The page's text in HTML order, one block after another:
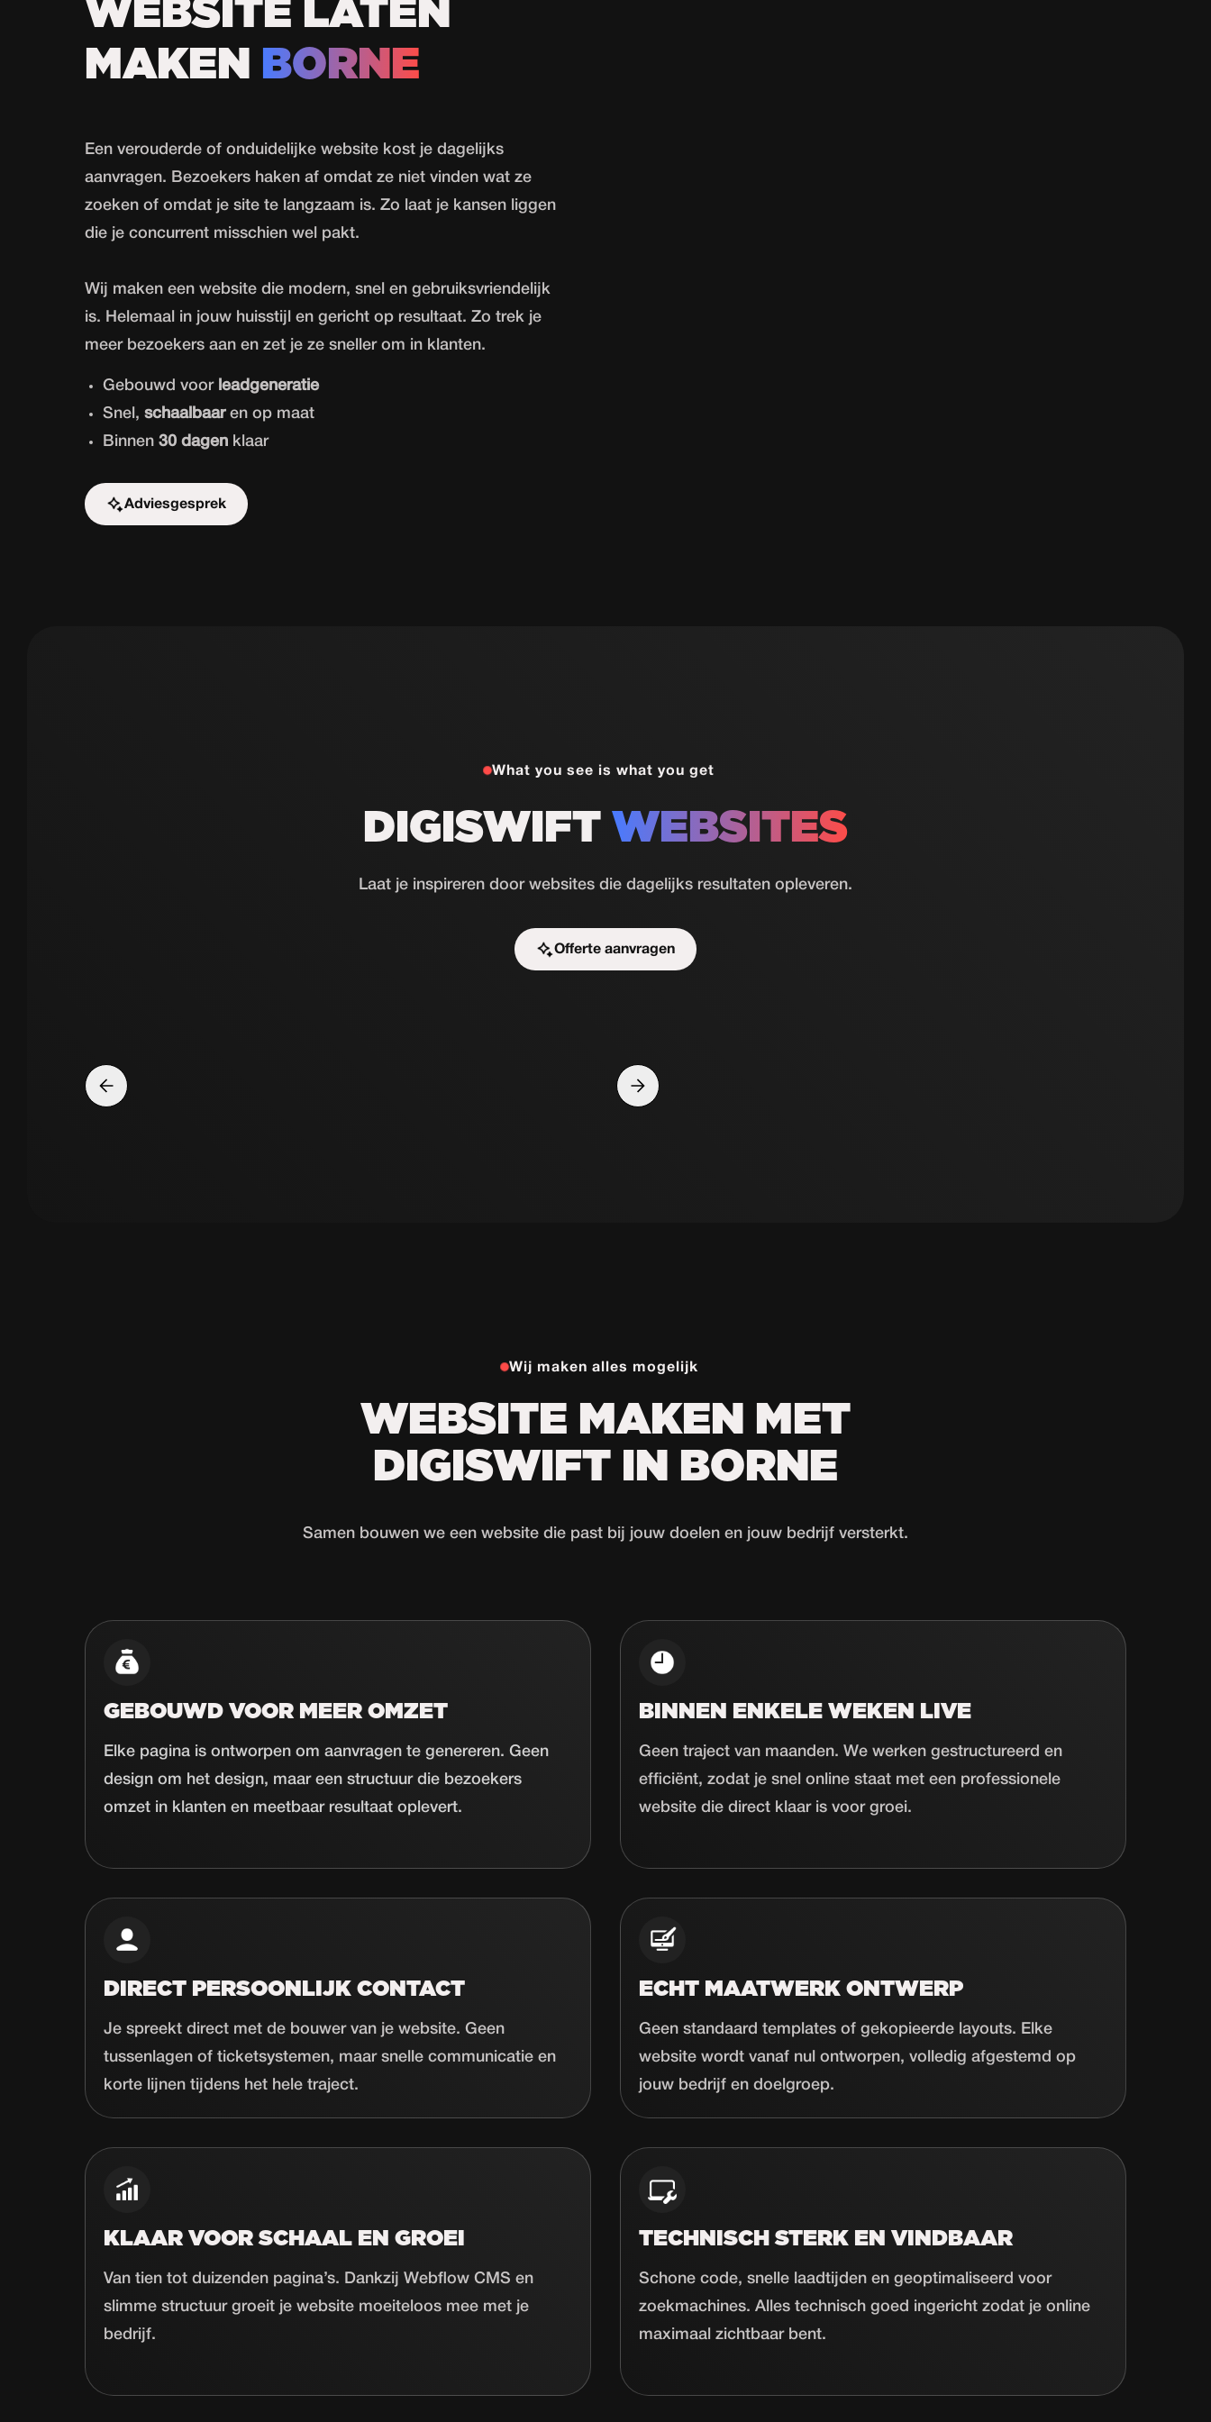
WEBSITE LATEN
MAKEN
BORNE
Een verouderde of onduidelijkewebsite kost je dagelijks
aanvragen. Bezoekers haken af omdat ze niet vinden wat ze
zoeken of omdat je site te langzaam is. Zo laat je kansen liggen
die je concurrent misschien wel pakt.
Wij maken een website die modern, snel en gebruiksvriendelijk
is. Helemaal in jouw huisstijl en gericht op resultaat. Zo trek je
meer bezoekers aan en zet je ze sneller om in klanten.
Gebouwd voor leadgeneratie
Snel,schaalbaaren op maat
Binnen30 dagen klaar
Adviesgesprek
Start de uitdaging
What you see is what you get
DIGISWIFT WEBSITES
Laat je inspireren door websites die dagelijks resultaten opleveren.
Offerte aanvragen
Start de uitdaging
Wij maken alles mogelijk
WEBSITE MAKEN MET
DIGISWIFT IN BORNE
Samen bouwen we een website die past bij jouw doelen en jouw bedrijf versterkt.
GEBOUWD VOOR MEER OMZET
Elke pagina is ontworpen om aanvragen te genereren. Geen
design om het design, maar een structuur die bezoekers
omzet in klanten en meetbaar resultaat oplevert.
BINNEN ENKELE WEKEN LIVE
Geen traject van maanden. We werken gestructureerd en
efficiënt, zodat je snel online staat met een professionele
website die direct klaar is voor groei.
DIRECT PERSOONLIJK CONTACT
Je spreekt direct met de bouwer van je website. Geen
tussenlagen of ticketsystemen, maar snelle communicatie en
korte lijnen tijdens het hele traject.
ECHT MAATWERK ONTWERP
Geen standaard templates of gekopieerde layouts. Elke
website wordt vanaf nul ontworpen, volledig afgestemd op
jouw bedrijf en doelgroep.
KLAAR VOOR SCHAAL EN GROEI
Van tien tot duizenden pagina’s. Dankzij Webflow CMS en
slimme structuur groeit je website moeiteloos mee met je
bedrijf.
TECHNISCH STERK EN VINDBAAR
Schone code, snelle laadtijden en geoptimaliseerd voor
zoekmachines. Alles technisch goed ingericht zodat je online
maximaal zichtbaar bent.